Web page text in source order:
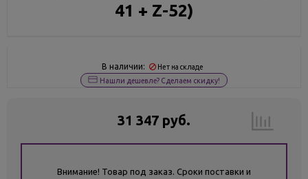
41 + Z-52)
В наличии: Нет на складе
Нашли дешевле? Сделаем скидку!
31 347 руб.
Внимание! Товар под заказ. Сроки поставки и